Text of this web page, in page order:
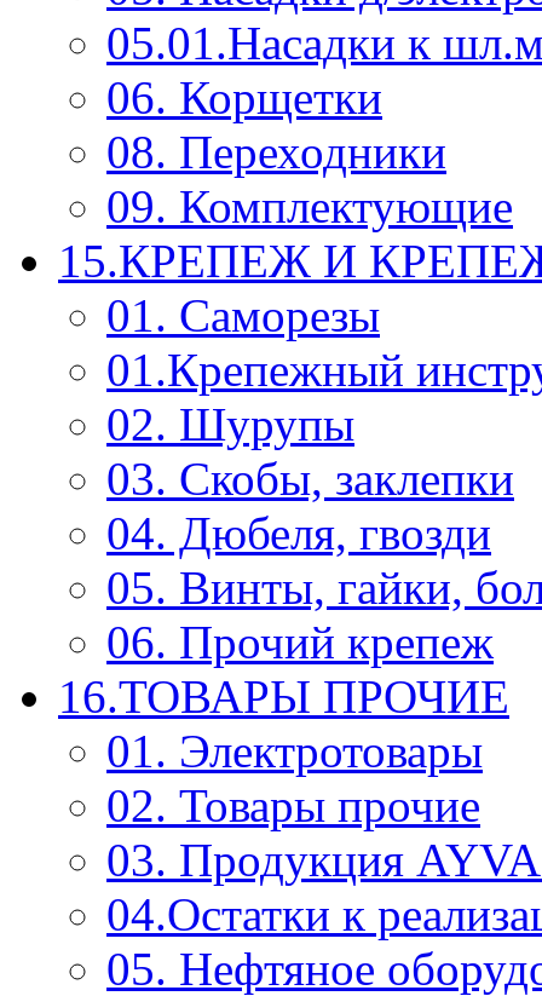
05.01.Насадки к
06. Корщетки
08. Переходники
09. Комплектующие
15.КРЕПЕЖ И
01. Саморезы
01.Крепежный
02. Шурупы
03. Скобы, заклепки
04. Дюбеля, гвозди
05. Винты, гайки,
06. Прочий крепеж
16.ТОВАРЫ ПРОЧИЕ
01. Электротовары
02. Товары прочие
03. Продукция
04.Остатки к
05. Нефтяное